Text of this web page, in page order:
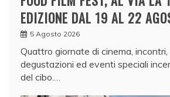
EDIZIONE DAL 19 AL 22
5 Agosto 2026
Quattro giornate di cinema,
degustazioni ed eventi speciali
del cibo.…